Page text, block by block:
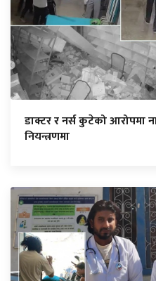
डाक्टर र नर्स कुटेको आरोपमा
नियन्त्रणमा